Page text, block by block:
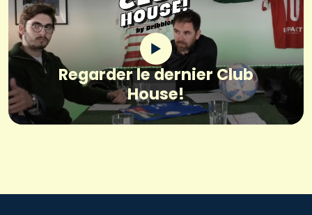
Regarder le dernier Club
House!